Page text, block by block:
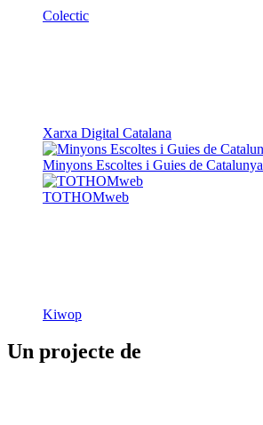
Colectic
Xarxa Digital Catalana
Minyons Escoltes i Guies de Catalunya
TOTHOMweb
Kiwop
Un projecte de